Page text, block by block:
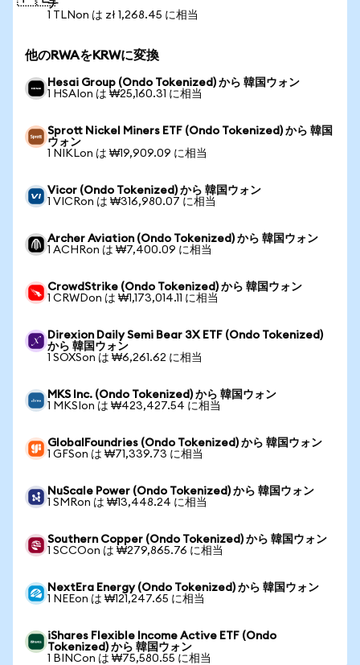
チ
1 TLNon は zł 1,268.45 に相当
他のRWAをKRWに変換
Hesai Group (Ondo Tokenized) から 韓国ウォン
1 HSAIon は ₩25,160.31 に相当
Sprott Nickel Miners ETF (Ondo Tokenized) から 韓国
ウォン
1 NIKLon は ₩19,909.09 に相当
Vicor (Ondo Tokenized) から 韓国ウォン
1 VICRon は ₩316,980.07 に相当
Archer Aviation (Ondo Tokenized) から 韓国ウォン
1 ACHRon は ₩7,400.09 に相当
CrowdStrike (Ondo Tokenized) から 韓国ウォン
1 CRWDon は ₩1,173,014.11 に相当
Direxion Daily Semi Bear 3X ETF (Ondo Tokenized)
から 韓国ウォン
1 SOXSon は ₩6,261.62 に相当
MKS Inc. (Ondo Tokenized) から 韓国ウォン
1 MKSIon は ₩423,427.54 に相当
GlobalFoundries (Ondo Tokenized) から 韓国ウォン
1 GFSon は ₩71,339.73 に相当
NuScale Power (Ondo Tokenized) から 韓国ウォン
1 SMRon は ₩13,448.24 に相当
Southern Copper (Ondo Tokenized) から 韓国ウォン
1 SCCOon は ₩279,865.76 に相当
NextEra Energy (Ondo Tokenized) から 韓国ウォン
1 NEEon は ₩121,247.65 に相当
iShares Flexible Income Active ETF (Ondo
Tokenized) から 韓国ウォン
1 BINCon は ₩75,580.55 に相当